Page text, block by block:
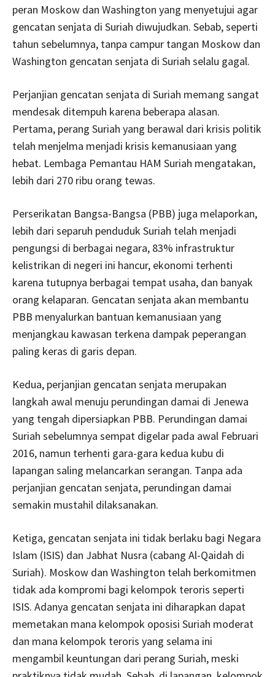
peran Moskow dan Washington yang menyetujui agar
gencatan senjata di Suriah diwujudkan. Sebab, seperti
tahun sebelumnya, tanpa campur tangan Moskow dan
Washington gencatan senjata di Suriah selalu gagal.
Perjanjian gencatan senjata di Suriah memang sangat
mendesak ditempuh karena beberapa alasan.
Pertama, perang Suriah yang berawal dari krisis politik
telah menjelma menjadi krisis kemanusiaan yang
hebat. Lembaga Pemantau HAM Suriah mengatakan,
lebih dari 270 ribu orang tewas.
Perserikatan Bangsa-Bangsa (PBB) juga melaporkan,
lebih dari separuh penduduk Suriah telah menjadi
pengungsi di berbagai negara, 83% infrastruktur
kelistrikan di negeri ini hancur, ekonomi terhenti
karena tutupnya berbagai tempat usaha, dan banyak
orang kelaparan. Gencatan senjata akan membantu
PBB menyalurkan bantuan kemanusiaan yang
menjangkau kawasan terkena dampak peperangan
paling keras di garis depan.
Kedua, perjanjian gencatan senjata merupakan
langkah awal menuju perundingan damai di Jenewa
yang tengah dipersiapkan PBB. Perundingan damai
Suriah sebelumnya sempat digelar pada awal Februari
2016, namun terhenti gara-gara kedua kubu di
lapangan saling melancarkan serangan. Tanpa ada
perjanjian gencatan senjata, perundingan damai
semakin mustahil dilaksanakan.
Ketiga, gencatan senjata ini tidak berlaku bagi Negara
Islam (ISIS) dan Jabhat Nusra (cabang Al-Qaidah di
Suriah). Moskow dan Washington telah berkomitmen
tidak ada kompromi bagi kelompok teroris seperti
ISIS. Adanya gencatan senjata ini diharapkan dapat
memetakan mana kelompok oposisi Suriah moderat
dan mana kelompok teroris yang selama ini
mengambil keuntungan dari perang Suriah, meski